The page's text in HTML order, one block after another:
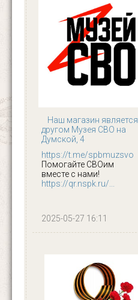
Наш магазин является
другом Музея СВО на
Думской, 4
https://t.me/spbmuzsvo
Помогайте СВОим
вместе с нами!
https://qr.nspk.ru/...
2025-05-27 16:11